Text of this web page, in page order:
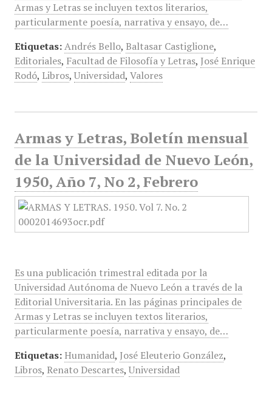
Armas y Letras se incluyen textos literarios,
particularmente poesía, narrativa y ensayo, de…
Etiquetas: Andrés Bello, Baltasar Castiglione,
Editoriales, Facultad de Filosofía y Letras, José Enrique
Rodó, Libros, Universidad, Valores
Armas y Letras, Boletín mensual
de la Universidad de Nuevo León,
1950, Año 7, No 2, Febrero
Es una publicación trimestral editada por la
Universidad Autónoma de Nuevo León a través de la
Editorial Universitaria. En las páginas principales de
Armas y Letras se incluyen textos literarios,
particularmente poesía, narrativa y ensayo, de…
Etiquetas: Humanidad, José Eleuterio González,
Libros, Renato Descartes, Universidad